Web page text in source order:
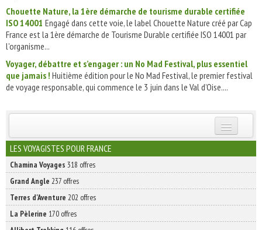
Chouette Nature, la 1ère démarche de tourisme durable certifiée
ISO 14001 Engagé dans cette voie, le label Chouette Nature créé par Cap
France est la 1ère démarche de Tourisme Durable certifiée ISO 14001 par
l'organisme...
Voyager, débattre et s’engager : un No Mad Festival, plus essentiel
que jamais ! Huitième édition pour le No Mad Festival, le premier festival
de voyage responsable, qui commence le 3 juin dans le Val d’Oise....
INSCRIVEZ-VOUS | ABONNEZ-VOUS
LES VOYAGISTES POUR FRANCE
Chamina Voyages 318 offres
Grand Angle 237 offres
Terres d'Aventure 202 offres
La Pèlerine 170 offres